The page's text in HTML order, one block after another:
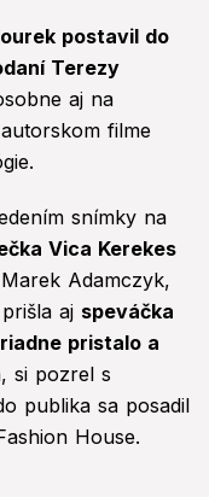
postavil do
Terezy
aj na
filme
snímky na
Vica Kerekes
Adamczyk,
aj speváčka
pristalo a
si pozrel s
publika sa posadil
House.